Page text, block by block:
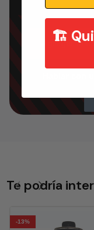
Agregar al
Te podría
-13%
🏗️